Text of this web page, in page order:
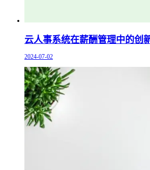
云人事系统在薪酬管理中的创
2024-07-02